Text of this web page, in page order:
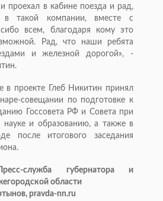
проехал в кабине поезда и рад,
такой компании, вместе с
всем, благодаря кому это
Рад, что наши ребята
и железной дорогой», -
в проекте Глеб Никитин принял
совещании по подготовке к
Госсовета РФ и Совета при
и образованию, а также в
после итогового заседания
служба губернатора и
области
pravda-nn.ru